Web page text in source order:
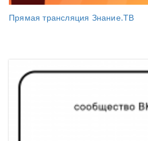
Прямая трансляция Знание.ТВ